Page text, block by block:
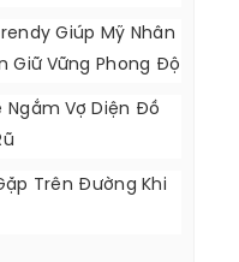
Giúp Mỹ Nhân
Giữ Vững Phong Độ
Ngắm Vợ Diện Đồ
Trên Đường Khi